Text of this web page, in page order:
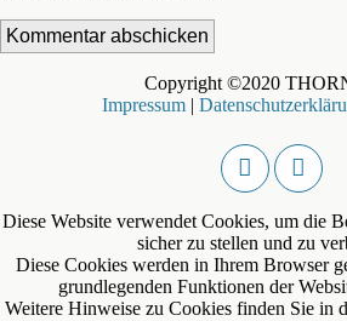
Copyright ©2020
Impressum |
Diese Website verwendet Cookies, um die
sicher zu stellen und zu
Diese Cookies werden in Ihrem Browser
grundlegenden Funktionen der
Weitere Hinweise zu Cookies finden Sie in